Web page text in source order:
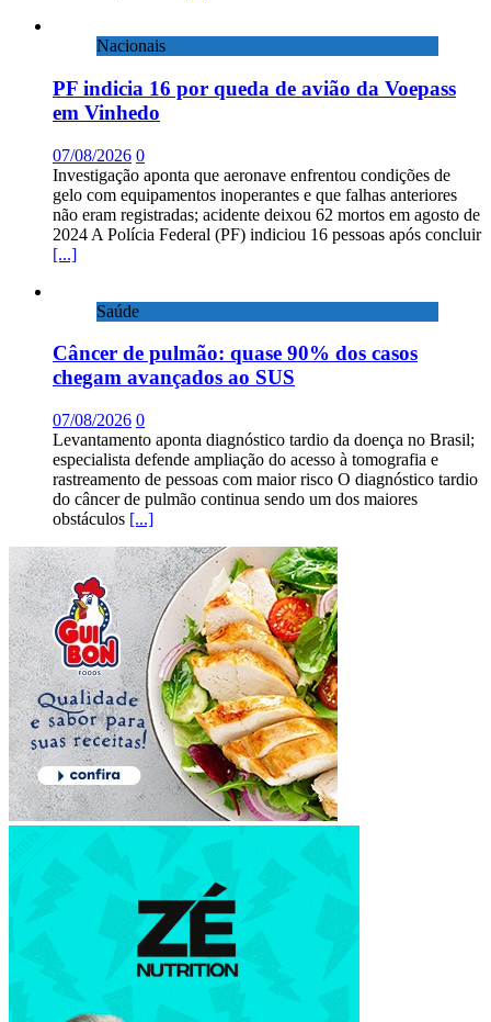
Nacionais
PF indicia 16 por queda de avião da Voepass
em Vinhedo
07/08/2026 0
Investigação aponta que aeronave enfrentou condições de
gelo com equipamentos inoperantes e que falhas anteriores
não eram registradas; acidente deixou 62 mortos em agosto de
2024 A Polícia Federal (PF) indiciou 16 pessoas após concluir
[...]
Saúde
Câncer de pulmão: quase 90% dos casos
chegam avançados ao SUS
07/08/2026 0
Levantamento aponta diagnóstico tardio da doença no Brasil;
especialista defende ampliação do acesso à tomografia e
rastreamento de pessoas com maior risco O diagnóstico tardio
do câncer de pulmão continua sendo um dos maiores
obstáculos [...]